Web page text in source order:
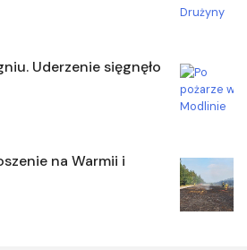
Uderzenie sięgnęło
na Warmii i